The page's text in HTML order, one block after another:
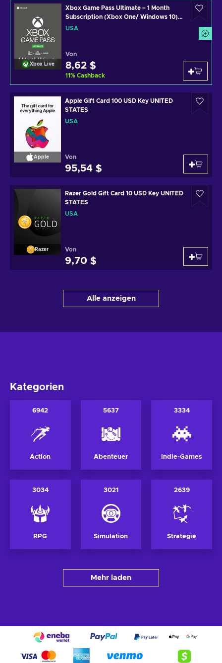
Xbox Live
Xbox Game Pass Ultimate – 1 Month
Subscription (Xbox One/ Windows 10)
non-stackable Xbox Live Key UNITED
USA
Von
8,62 $
11% Cashback
Apple
Apple Gift Card 100 USD Key UNITED
STATES
USA
Von
95,54 $
Razer
Razer Gold Gift Card 10 USD Key UNITED
STATES
USA
Von
9,70 $
Alle anzeigen
Kategorien
6942
Action
5637
Abenteuer
3334
Indie-Games
3034
RPG
3021
Simulation
2639
Strategie
Mehr laden